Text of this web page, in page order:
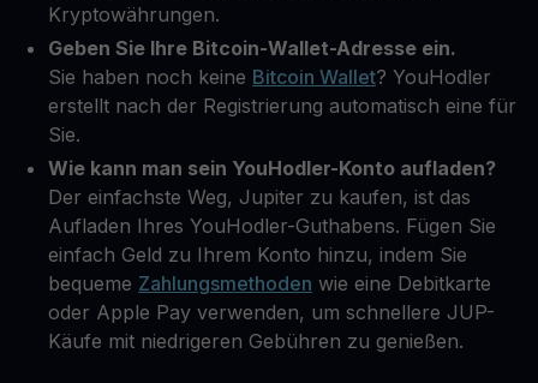
Kryptowährungen.
Geben Sie Ihre Bitcoin-Wallet-Adresse ein.
Sie haben noch keine Bitcoin Wallet? YouHodler
erstellt nach der Registrierung automatisch eine für
Sie.
Wie kann man sein YouHodler-Konto aufladen?
Der einfachste Weg, Jupiter zu kaufen, ist das
Aufladen Ihres YouHodler-Guthabens. Fügen Sie
einfach Geld zu Ihrem Konto hinzu, indem Sie
bequeme Zahlungsmethoden wie eine Debitkarte
oder Apple Pay verwenden, um schnellere JUP-
Käufe mit niedrigeren Gebühren zu genießen.